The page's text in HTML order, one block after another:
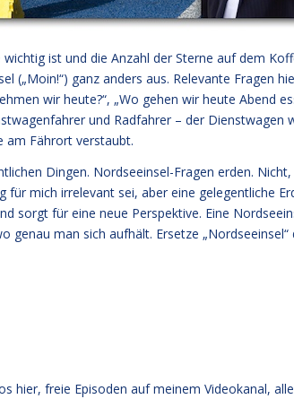
ist und die Anzahl der Sterne auf dem
(„Moin!“) ganz anders aus. Relevante Fragen
wir heute?“, „Wo gehen wir heute Abend
und Radfahrer – der Dienstwagen
am Fährort verstaubt.
Dingen. Nordseeinsel-Fragen erden.
für mich irrelevant sei, aber eine gelegentliche
sorgt für eine neue Perspektive. Eine
genau man sich aufhält. Ersetze „Nordseeinsel“
hier, freie Episoden auf meinem Videokanal,